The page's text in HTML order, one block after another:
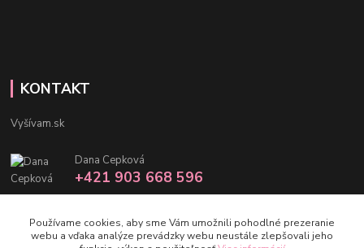
KONTAKT
Vyšívam.sk
Dana Cepková
+421 903 668 596
Používame cookies, aby sme Vám umožnili pohodlné prezeranie
webu a vďaka analýze prevádzky webu neustále zlepšovali jeho